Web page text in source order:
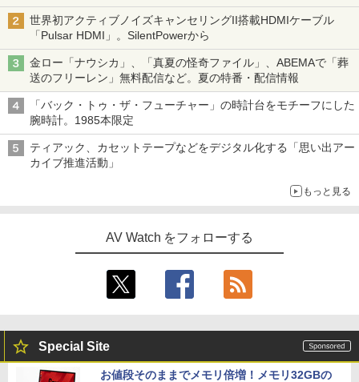
世界初アクティブノイズキャンセリングII搭載HDMIケーブル
「Pulsar HDMI」。SilentPowerから
金ロー「ナウシカ」、「真夏の怪奇ファイル」、ABEMAで「葬
送のフリーレン」無料配信など。夏の特番・配信情報
「バック・トゥ・ザ・フューチャー」の時計台をモチーフにした
腕時計。1985本限定
ティアック、カセットテープなどをデジタル化する「思い出アー
カイブ推進活動」
もっと見る
AV Watch をフォローする
Special Site
お値段そのままでメモリ倍増！メモリ32GBの